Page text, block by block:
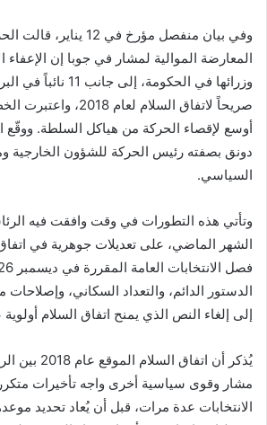
وفي بيان منفصل مؤرخ في 12
المعارضة الموالية لمشار في جوبا إن الإعفاء
وزرائها في الحكومة،
صريحاً لاتفاق السلام
أوسع لإقصاء الحركة من هياكل السلطة. ووقّع
دونق بصفته رئيس الحركة للشؤون الخارجية
السياسي.
وتأتي هذه التطورات في وقت وافقت فيه
الشهر الماضي، على تعديلات جوهرية في اتفاق
الدستور الدائم، والتعداد السكاني،
إلى إلغاء النص الذي يمنح اتفاق السلام
يُذكر أن اتفاق
مشار وقوى سياسية أخرى واجه تأخيرات